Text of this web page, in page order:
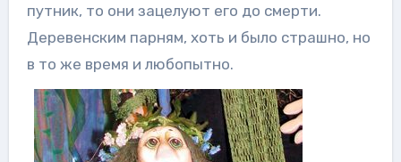
путник, то они зацелуют его до смерти.
Деревенским парням, хоть и было страшно, но
в то же время и любопытно.